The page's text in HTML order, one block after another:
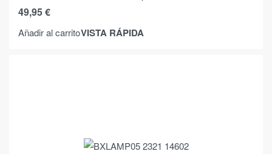
49,95€
Añadir al carritoVISTA RÁPIDA